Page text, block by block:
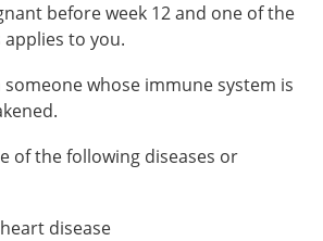
before week 12 and one of the
to you.
someone whose immune system is
of the following diseases or
disease